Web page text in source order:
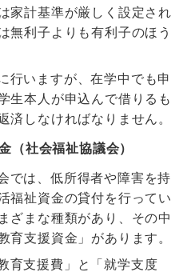
家計基準が厳しく設定され
無利子よりも有利子のほう
行いますが、在学中でも申
生本人が申込んで借りるも
済しなければなりません。
（社会福祉協議会）
では、低所得者や障害を持
福祉資金の貸付を行ってい
ざまな種類があり、その中
育支援資金」があります。
育支援費」と「就学支度